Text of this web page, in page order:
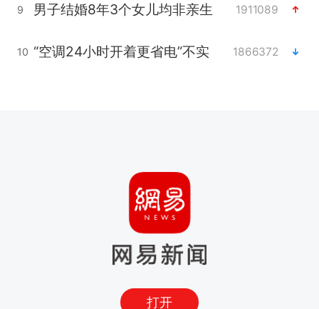
9 男子结婚8年3个女儿均非亲生 1911089
10 “空调24小时开着更省电”不实 1866372
打开